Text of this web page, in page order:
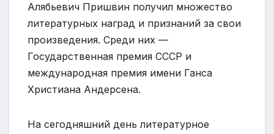
Алябьевич Пришвин получил множество
литературных наград и признаний за свои
произведения. Среди них —
Государственная премия СССР и
международная премия имени Ганса
Христиана Андерсена.
На сегодняшний день литературное